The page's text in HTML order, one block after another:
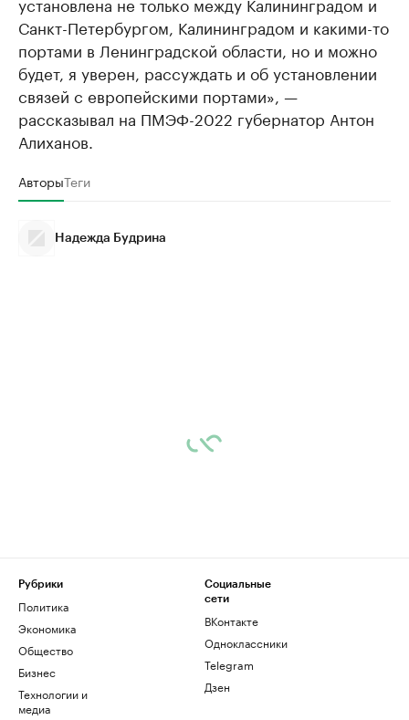
Санкт-Петербургом, Калининградом и какими-то
портами в Ленинградской области, но и можно
будет, я уверен, рассуждать и об установлении
связей с европейскими портами», —
рассказывал на ПМЭФ-2022 губернатор Антон
Алиханов.
АвторыТеги
Надежда Будрина
Рубрики
Политика
Экономика
Общество
Бизнес
Технологии и
медиа
Социальные
сети
ВКонтакте
Одноклассники
Telegram
Дзен